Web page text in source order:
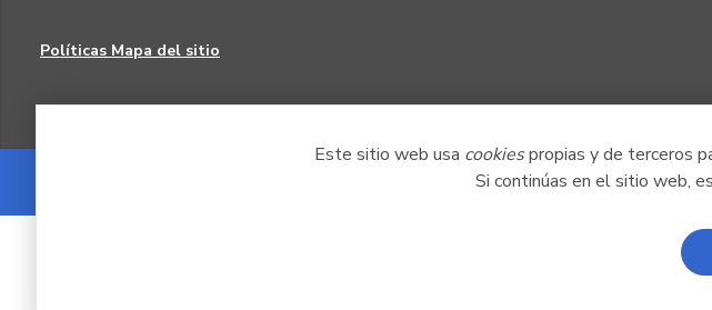
Este sitio web usa cookiespropias y de terceros
Si continúas en el sitio web,
Políticas Mapa del sitio